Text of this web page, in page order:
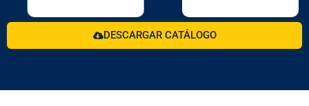
DESCARGAR CATÁLOGO